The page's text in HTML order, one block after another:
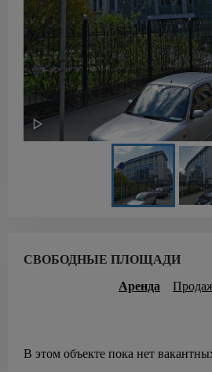
СВОБОДНЫЕ ПЛОЩАДИ
Аренда
В этом объекте пока нет